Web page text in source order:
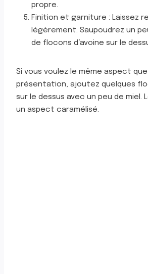
propre.
Finition et garniture : Laissez
légèrement. Saupoudrez un
de flocons d’avoine sur le
Si vous voulez le même aspect que
présentation, ajoutez quelques
sur le dessus avec un peu de miel.
un aspect caramélisé.